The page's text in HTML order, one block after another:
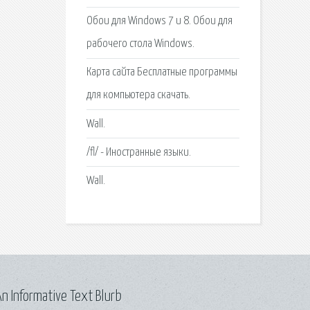
Обои для Windows 7 и 8. Обои для
рабочего стола Windows.
Карта сайта Бесплатные программы
для компьютера скачать.
Wall.
/fl/ - Иностранные языки.
Wall.
Informative Text Blurb